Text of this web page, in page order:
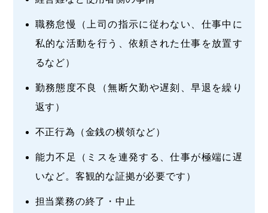
職務怠慢（上司の指示に従わない、仕事中に
私的な活動を行う、依頼された仕事を放置す
るなど）
勤務態度不良（無断欠勤や遅刻、早退を繰り
返す）
不正行為（金銭の横領など）
能力不足（ミスを連発する、仕事が極端に遅
いなど。客観的な証拠が必要です）
担当業務の終了・中止